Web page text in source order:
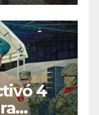
4